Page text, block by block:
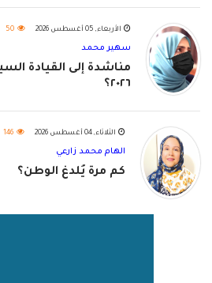
الأربعاء, 05 أغسطس 2026 50
سهير محمد
مناشدة إلى القيادة
٢٠٢٦؟
الثلاثاء, 04 أغسطس 2026 146
الهام محمد زارعي
كم مرة يُلدغ الوطن؟